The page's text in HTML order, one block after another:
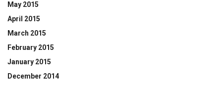
May 2015
April 2015
March 2015
February 2015
January 2015
December 2014